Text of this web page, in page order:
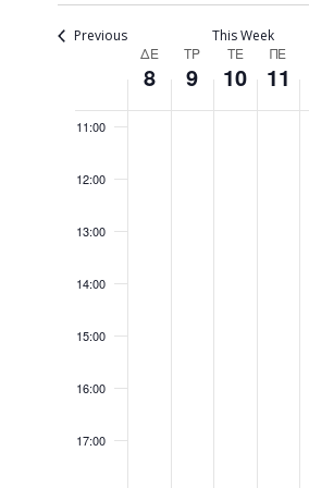
Previous This Week
Events
ΔΕ
8
ΤΡ
9
ΤΕ
10
ΠΕ
11
11:00
12:00
13:00
14:00
15:00
16:00
17:00